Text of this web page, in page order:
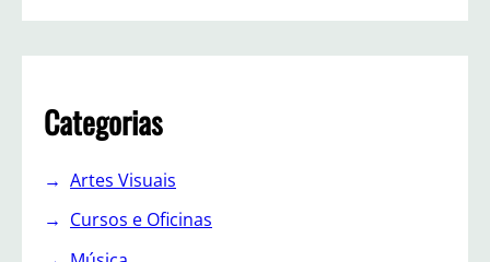
Categorias
Artes Visuais
Cursos e Oficinas